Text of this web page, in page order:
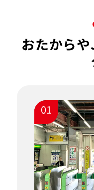
おたから
01